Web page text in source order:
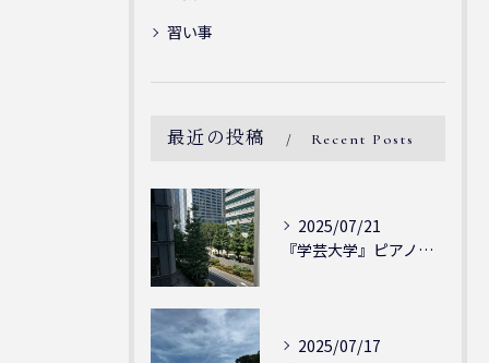
習い事
最近の投稿 Recent Posts
2025/07/21
『学芸大学』ピアノを弾ける喜び - シェリー・アーツ音楽教室...
2025/07/17